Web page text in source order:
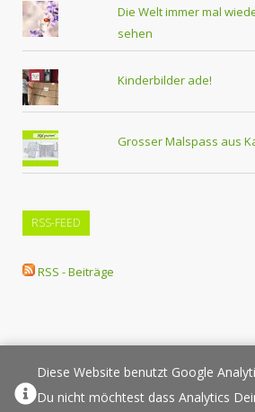
Die Welt immer mal
sehen
Kinderbilder ade!
Grosser Malspass aus
RSS-FEED
RSS - Beiträge
Über Elternplanet Pressespiegel
Diese Website benutzt Google
Du nicht möchtest dass Analytics